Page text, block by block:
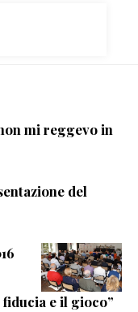
mi reggevo in
del
e il gioco”